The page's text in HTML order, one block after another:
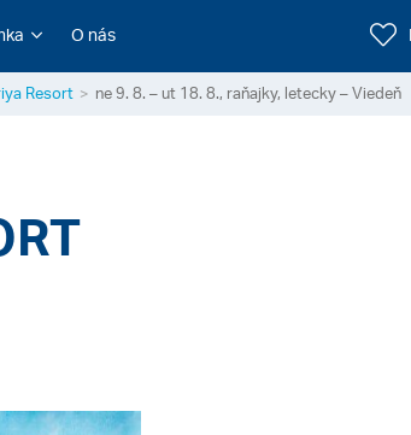
O nás
Resort ne 9. 8. – ut 18. 8., raňajky, letecky – Viedeň